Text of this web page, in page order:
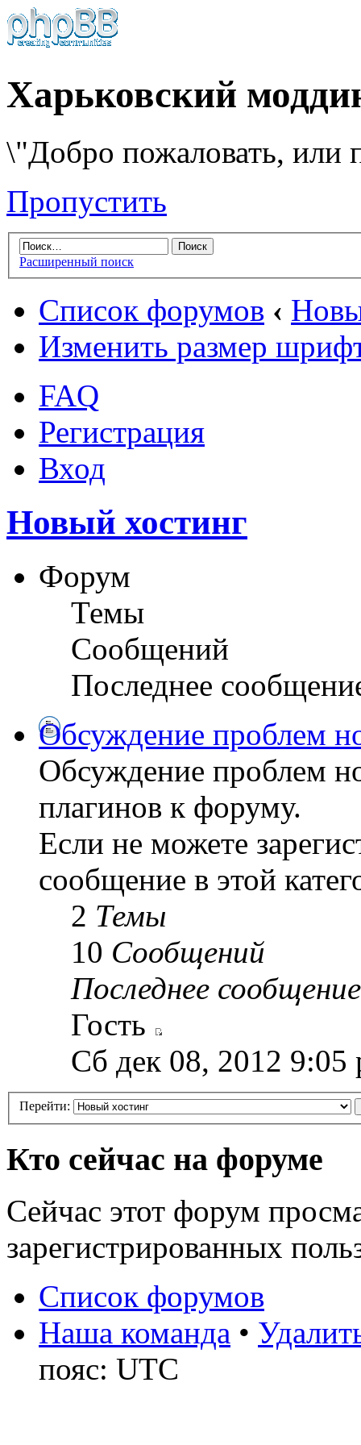
Харьковский
\"Добро пожаловать, или
Пропустить
Расширенный поиск
Список форумов ‹
Изменить размер
FAQ
Регистрация
Вход
Новый хостинг
Форум
Темы
Сообщений
Последнее
Обсуждение проблем
Обсуждение проблем
плагинов к форуму.
Если не можете
сообщение в этой
2 Темы
10 Сообщений
Последнее сообщение
Гость
Сб дек 08, 2012 9:05
Перейти:
Кто сейчас на форуме
Сейчас этот форум
зарегистрированных
Список форумов
Наша команда •
пояс: UTC